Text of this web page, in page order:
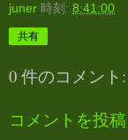
juner 時刻: 8:41:00
共有
0 件のコメント:
コメントを投稿